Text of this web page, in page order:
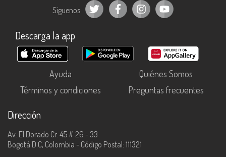
Síguenos
Descarga la app
Ayuda
Quiénes Somos
Términos y condiciones
Preguntas frecuentes
Dirección
Av. El Dorado Cr. 45 # 26 - 33
Bogotá D.C, Colombia - Código Postal: 111321